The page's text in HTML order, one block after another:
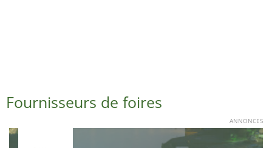
Fournisseurs de foires
ANNONCES